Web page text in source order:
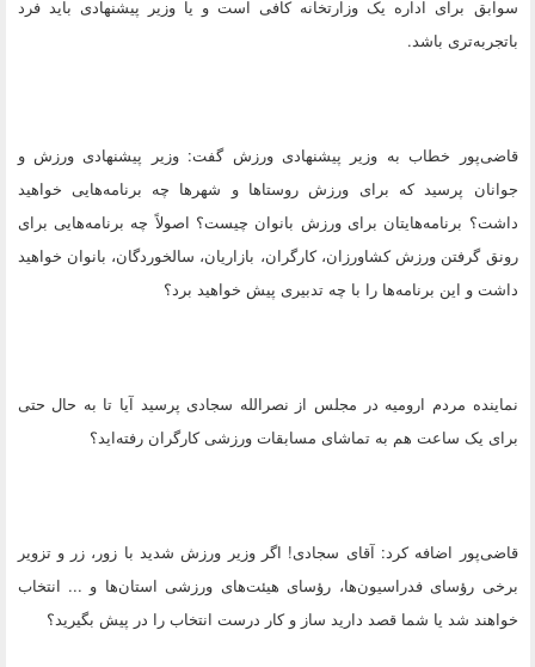
سوابق برای اداره یک وزارتخانه کافی است و یا وزیر پیشنهادی باید فرد
باتجربه‌تری باشد.
قاضی‌پور خطاب به وزیر پیشنهادی ورزش گفت: وزیر پیشنهادی ورزش و
جوانان پرسید که برای ورزش روستاها و شهرها چه برنامه‌هایی خواهید
داشت؟ برنامه‌هایتان برای ورزش بانوان چیست؟ اصولاً چه برنامه‌هایی برای
رونق گرفتن ورزش کشاورزان، کارگران، بازاریان، سالخوردگان، بانوان خواهید
داشت و این برنامه‌ها را با چه تدبیری پیش خواهید برد؟
نماینده مردم ارومیه در مجلس از نصر‌الله سجادی پرسید آیا تا به حال حتی
برای یک ساعت هم به تماشای مسابقات ورزشی کارگران رفته‌اید؟
قاضی‌پور اضافه کرد: آقای سجادی! اگر وزیر ورزش شدید با زور، زر و تزویر
برخی رؤسای فدراسیون‌ها، رؤسای هیئت‌های ورزشی استان‌ها و ... انتخاب
خواهند شد یا شما قصد دارید ساز و کار درست انتخاب را در پیش بگیرید؟